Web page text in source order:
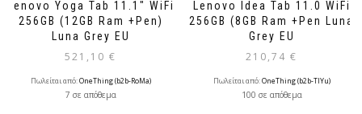
Lenovo Yoga Tab 11.1″ WiFi
256GB (12GB Ram +Pen)
Luna Grey EU
521,10 €
Πωλείται από:OneThing (b2b-RoMa)
7 σε απόθεμα
Lenovo Idea Tab 11.0 WiFi
256GB (8GB Ram +Pen Luna
Grey EU
210,74 €
Πωλείται από:OneThing (b2b-TlYu)
100 σε απόθεμα